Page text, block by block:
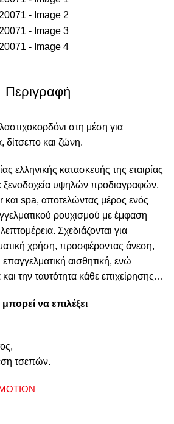
Περιγραφή
στη μέση για
δίτσεπο και ζώνη.
ελληνικής κατασκευής της εταιρίας
ξενοδοχεία υψηλών προδιαγραφών,
και spa, αποτελώντας μέρος ενός
ρουχισμού με έμφαση
Σχεδιάζονται για
χρήση, προσφέροντας άνεση,
αισθητική, ενώ
και την ταυτότητα κάθε επιχείρησης…
να επιλέξει
τσεπών.